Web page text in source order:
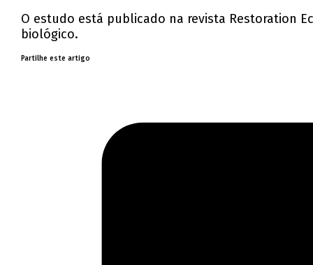
O estudo está publicado na revista Restoration
biológico.
Partilhe este artigo